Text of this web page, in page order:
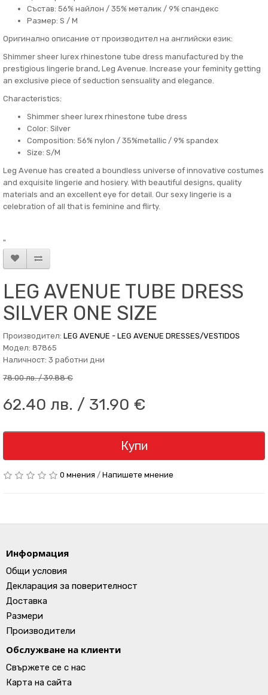
Състав: 56% найлон / 35% металик / 9% спандекс
Размер: S / M
Оригинално описание от производител на английски език:
Shimmer sheer lurex rhinestone tube dress manufactured by the
prestigious lingerie brand, Leg Avenue. Increase your feminity getting
an exclusive piece of seduction sensuality and elegance.
Characteristics: ​
Shimmer sheer lurex rhinestone tube dress
Color: Silver
Composition: 56% nylon / 35%metallic / 9% spandex
Size: S/M
Leg Avenue has created a boundless universe of innovative costumes
and exquisite lingerie and hosiery. With beautiful designs, quality
materials and an excellent eye for detail. Our sexy lingerie is a
celebration of all that is feminine and flirty.
"
LEG AVENUE TUBE DRESS
SILVER ONE SIZE
Производител: LEG AVENUE - LEG AVENUE DRESSES/VESTIDOS
Модел: 87865
Наличност: 3 работни дни
78.00 лв. / 39.88 €
62.40 лв. / 31.90 €
Купи
0 мнения / Напишете мнение
Информация
Общи условия
Декларация за поверителност
Доставка
Размери
Производители
Обслужване на клиенти
Свържете се с нас
Карта на сайта